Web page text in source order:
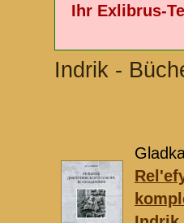
Ihr Exlibrus-
Indrik -